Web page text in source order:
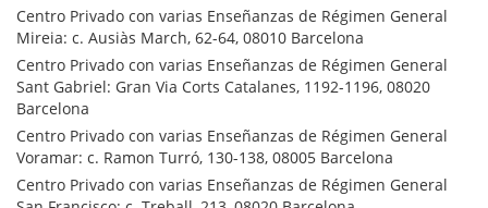
Centro Privado con varias Enseñanzas de Régimen General
Mireia: c. Ausiàs March, 62-64, 08010 Barcelona
Centro Privado con varias Enseñanzas de Régimen General
Sant Gabriel: Gran Via Corts Catalanes, 1192-1196, 08020
Barcelona
Centro Privado con varias Enseñanzas de Régimen General
Voramar: c. Ramon Turró, 130-138, 08005 Barcelona
Centro Privado con varias Enseñanzas de Régimen General